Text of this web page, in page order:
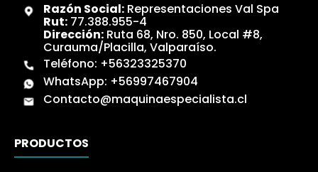
Razón Social:Representaciones Val Spa
Rut:77.388.955-4
Dirección:Ruta 68, Nro. 850, Local #8,
Curauma/Placilla, Valparaíso.
Teléfono: +56323325370
WhatsApp: +56997467904
Contacto@maquinaespecialista.cl
PRODUCTOS